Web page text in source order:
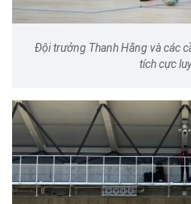
Đội trưởng Thanh Hằng và các
tích cực